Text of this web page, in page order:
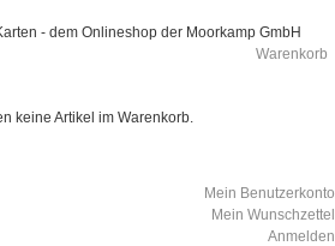
- dem Onlineshop der Moorkamp GmbH
Warenkorb
keine Artikel im Warenkorb.
Mein Benutzerkonto
Mein Wunschzettel
Anmelden